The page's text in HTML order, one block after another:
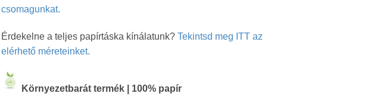
csomagunkat.
Érdekelne a teljes papírtáska kínálatunk? Tekintsd meg ITT az
elérhető méreteinket.
Környezetbarát termék | 100% papír